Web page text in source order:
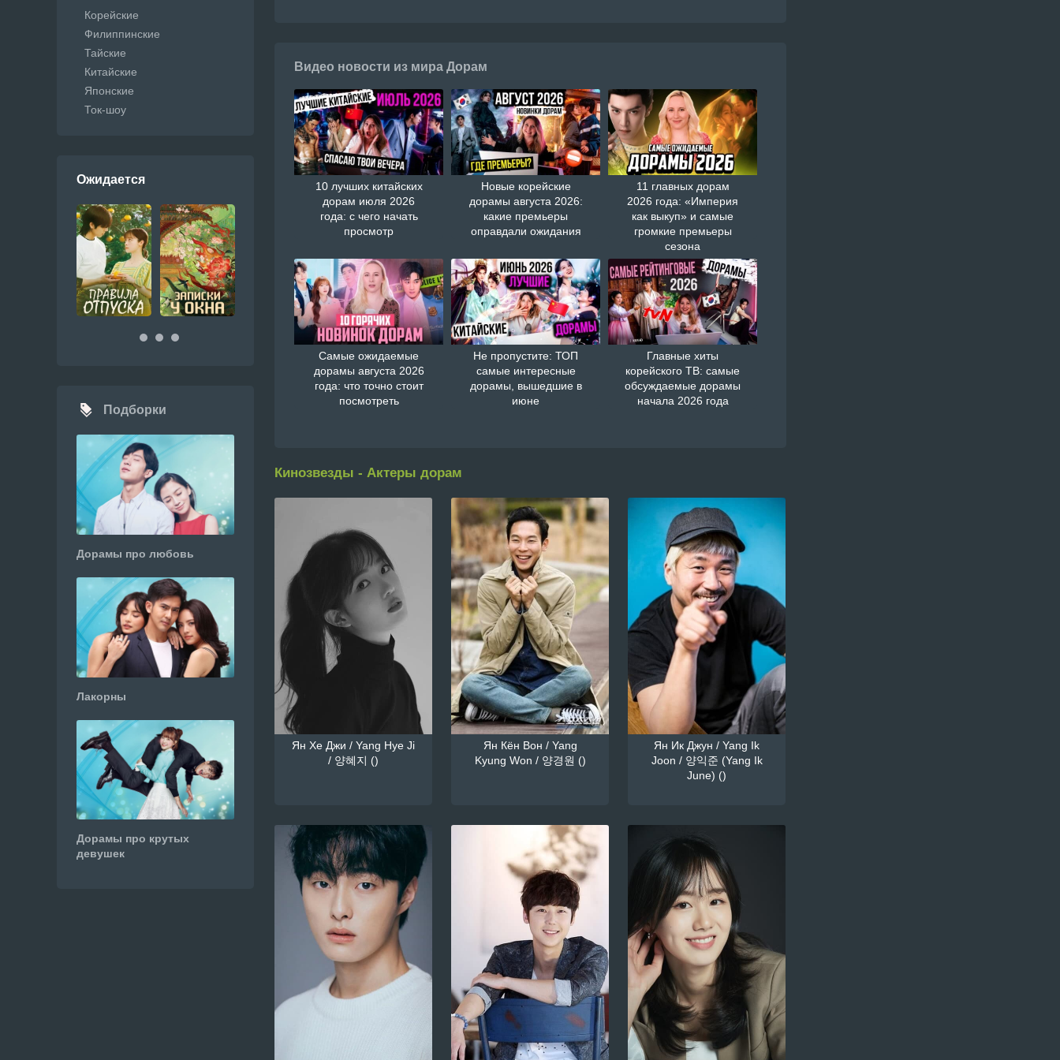
Видео новости из мира Дорам
10 лучших китайских
дорам июля 2026
года: с чего начать
просмотр
Новые корейские
дорамы августа 2026:
какие премьеры
оправдали ожидания
11 главных дорам
2026 года: «Империя
как выкуп» и самые
громкие премьеры
сезона
Самые ожидаемые
дорамы августа 2026
года: что точно стоит
посмотреть
Не пропустите: ТОП
самые интересные
дорамы, вышедшие в
июне
Главные хиты
корейского ТВ: самые
обсуждаемые дорамы
начала 2026 года
Кинозвезды - Актеры дорам
Ян Хе Джи / Yang Hye Ji
/ 양혜지 ()
Ян Кён Вон / Yang
Kyung Won / 양경원 ()
Ян Ик Джун / Yang Ik
Joon / 양익준 (Yang Ik
June) ()
Корейские
Филиппинские
Тайские
Китайские
Японские
Ток-шоу
Ожидается
Подборки
Дорамы про любовь
Лакорны
Дорамы про крутых
девушек